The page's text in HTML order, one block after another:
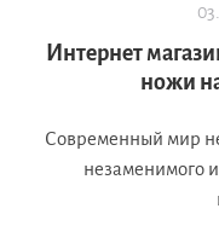
Интернет
ножи
Современный мир
незаменимого